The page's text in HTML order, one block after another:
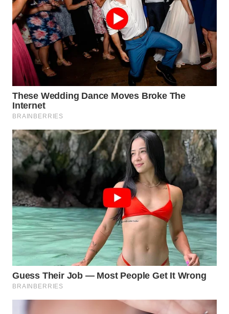
GORONTALO
WN
SULUT
WN
MALUKU
WN
MALUT
WN
DAIRI
DANAU
TOBA
WN
NIAS
LANGKAT